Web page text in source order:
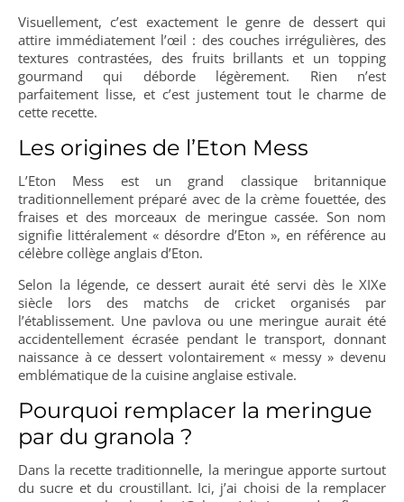
Visuellement, c’est exactement le genre de dessert qui
attire immédiatement l’œil : des couches irrégulières, des
textures contrastées, des fruits brillants et un topping
gourmand qui déborde légèrement. Rien n’est
parfaitement lisse, et c’est justement tout le charme de
cette recette.
Les origines de l’Eton Mess
L’Eton Mess est un grand classique britannique
traditionnellement préparé avec de la crème fouettée, des
fraises et des morceaux de meringue cassée. Son nom
signifie littéralement « désordre d’Eton », en référence au
célèbre collège anglais d’Eton.
Selon la légende, ce dessert aurait été servi dès le XIXe
siècle lors des matchs de cricket organisés par
l’établissement. Une pavlova ou une meringue aurait été
accidentellement écrasée pendant le transport, donnant
naissance à ce dessert volontairement « messy » devenu
emblématique de la cuisine anglaise estivale.
Pourquoi remplacer la meringue
par du granola ?
Dans la recette traditionnelle, la meringue apporte surtout
du sucre et du croustillant. Ici, j’ai choisi de la remplacer